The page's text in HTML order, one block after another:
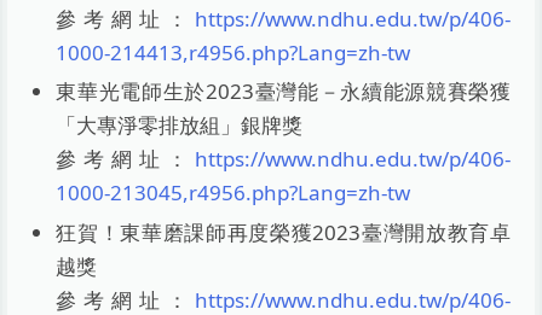
參考網址： https://www.ndhu.edu.tw/p/406-
1000-214413,r4956.php?Lang=zh-tw
東華光電師生於2023臺灣能－永續能源競賽榮獲
「大專淨零排放組」銀牌獎
參考網址： https://www.ndhu.edu.tw/p/406-
1000-213045,r4956.php?Lang=zh-tw
狂賀！東華磨課師再度榮獲2023臺灣開放教育卓
越獎
參考網址： https://www.ndhu.edu.tw/p/406-